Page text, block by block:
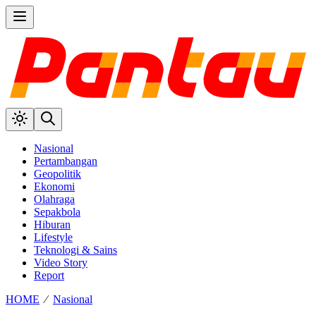
Nasional
Pertambangan
Geopolitik
Ekonomi
Olahraga
Sepakbola
Hiburan
Lifestyle
Teknologi & Sains
Video Story
Report
HOME ⁄ Nasional